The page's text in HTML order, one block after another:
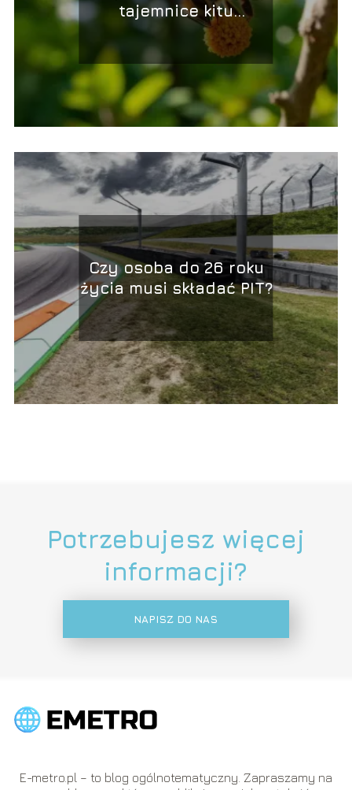
tajemnice kitu
pszczelego!
Czy osoba do 26 roku
życia musi składać PIT?
Potrzebujesz więcej
informacji?
NAPISZ DO NAS
E-metro.pl – to blog ogólnotematyczny. Zapraszamy na